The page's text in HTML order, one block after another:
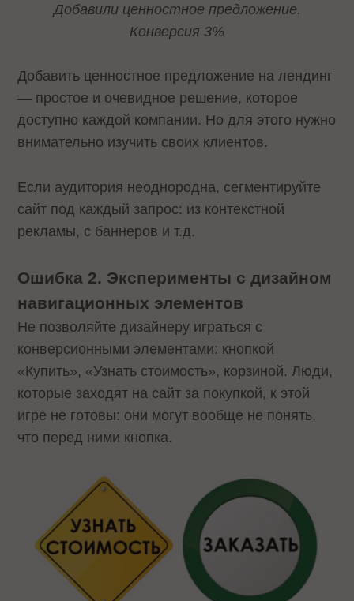
Добавили ценностное предложение.
Конверсия 3%
Добавить ценностное предложение на лендинг
— простое и очевидное решение, которое
доступно каждой компании. Но для этого нужно
внимательно изучить своих клиентов.
Если аудитория неоднородна, сегментируйте
сайт под каждый запрос: из контекстной
рекламы, с баннеров и т.д.
Ошибка 2. Эксперименты с дизайном
навигационных элементов
Не позволяйте дизайнеру играться с
конверсионными элементами: кнопкой
«Купить», «Узнать стоимость», корзиной. Люди,
которые заходят на сайт за покупкой, к этой
игре не готовы: они могут вообще не понять,
что перед ними кнопка.